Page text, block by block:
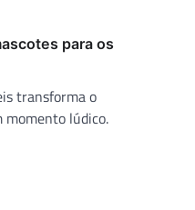
para os
transforma o
momento lúdico.